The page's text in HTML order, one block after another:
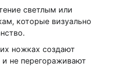
светлым или
которые визуально
ножках создают
не перегораживают